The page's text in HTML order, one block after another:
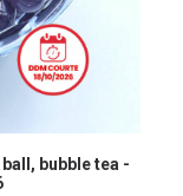
bubble tea -